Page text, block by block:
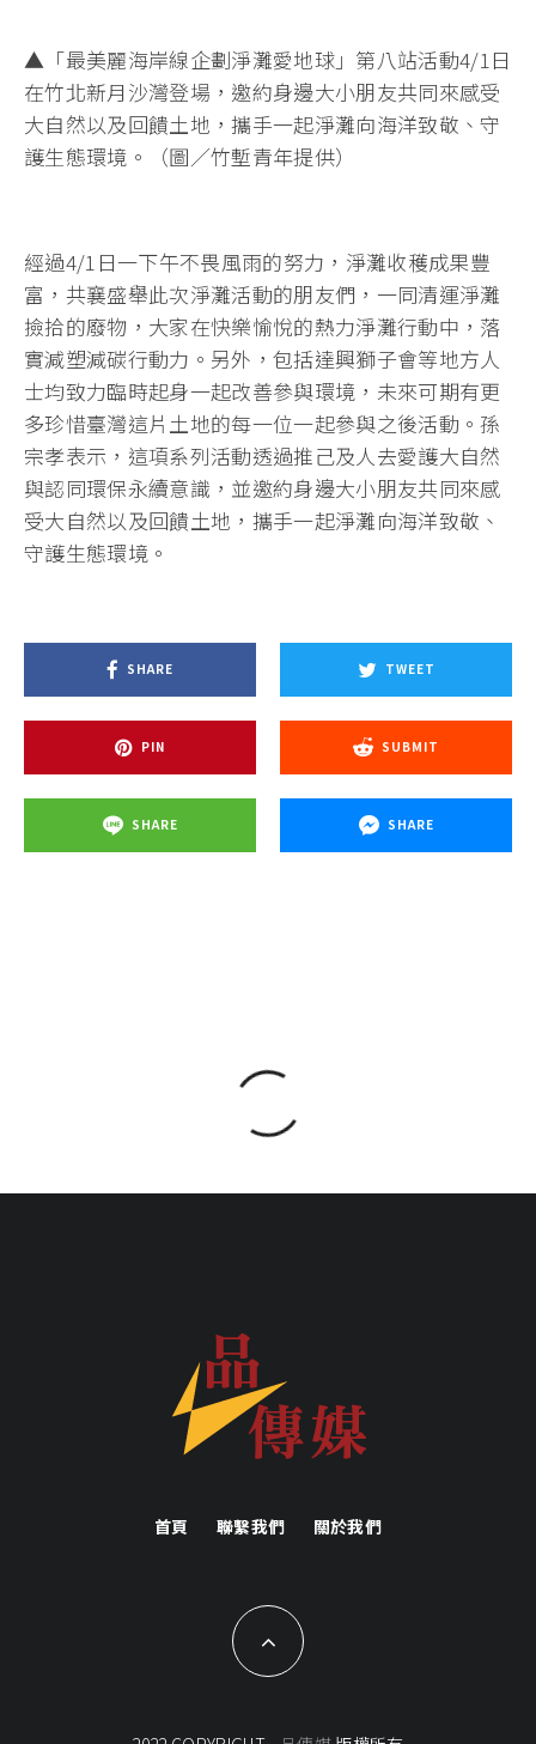
▲「最美麗海岸線企劃淨灘愛地球」第八站活動4/1日
在竹北新月沙灣登場，邀約身邊大小朋友共同來感受
大自然以及回饋土地，攜手一起淨灘向海洋致敬、守
護生態環境。（圖／竹塹青年提供）
經過4/1日一下午不畏風雨的努力，淨灘收穫成果豐
富，共襄盛舉此次淨灘活動的朋友們，一同清運淨灘
撿拾的廢物，大家在快樂愉悅的熱力淨灘行動中，落
實減塑減碳行動力。另外，包括達興獅子會等地方人
士均致力臨時起身一起改善參與環境，未來可期有更
多珍惜臺灣這片土地的每一位一起參與之後活動。孫
宗孝表示，這項系列活動透過推己及人去愛護大自然
與認同環保永續意識，並邀約身邊大小朋友共同來感
受大自然以及回饋土地，攜手一起淨灘向海洋致敬、
守護生態環境。
SHARE TWEET
PIN SUBMIT
SHARE SHARE
首頁 聯繫我們 關於我們